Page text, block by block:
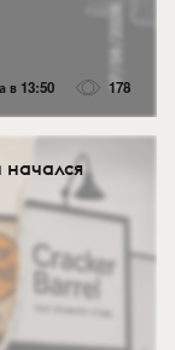
в 13:50 178